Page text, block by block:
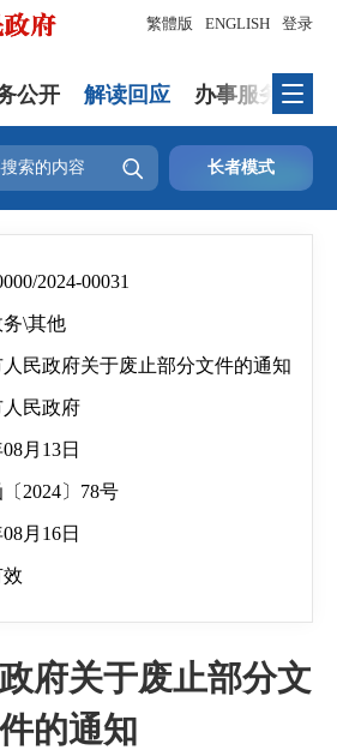
登录
繁體版 ENGLISH
公开 解读回应 办事服务
 长者模式
2024-00031
\其他
人民政府关于废止部分文件的通知
民政府
月13日
2024〕78号
月16日
府关于废止部分文
件的通知